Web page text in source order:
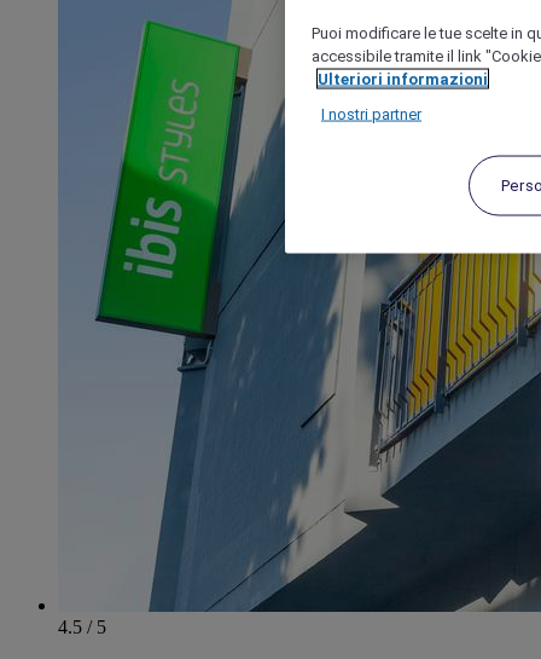
4.5 / 5
Puoi modificare le tue scelte in
accessibile tramite il link
Ulteriori informazioni
I nostri partner